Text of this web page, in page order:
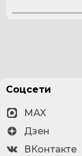
Соцсети
MAX
Дзен
ВКонтакте